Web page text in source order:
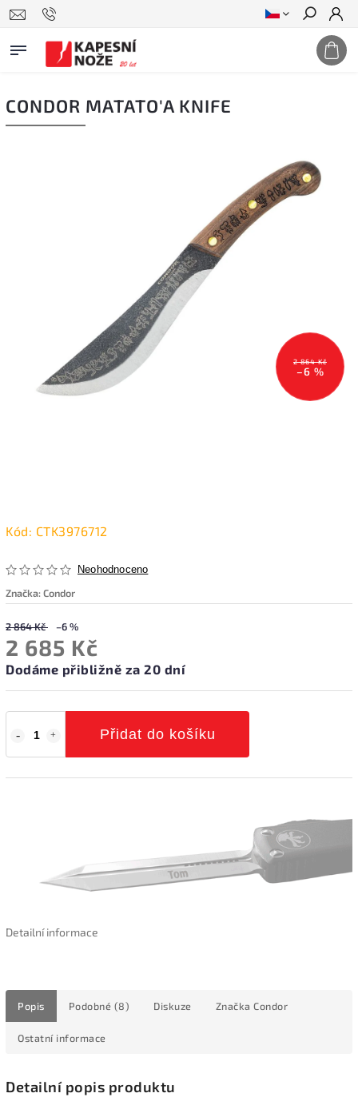
Hledat
CONDOR MATATO'A KNIFE
2 864 Kč
–6 %
Kód: CTK3976712
Neohodnoceno
Značka:Condor
2 864 Kč –6 %
2 685 Kč
Dodáme přibližně za 20 dní
Přidat do košíku
Detailní informace
Popis Podobné (8) Diskuze Značka Condor
Ostatní informace
Detailní popis produktu